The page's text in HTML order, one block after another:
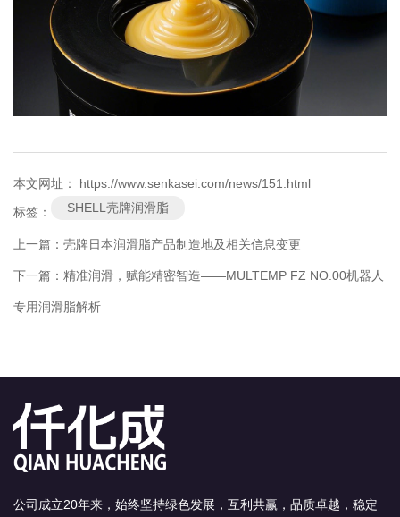
本文网址： https://www.senkasei.com/news/151.html
标签： SHELL壳牌润滑脂
上一篇： 壳牌日本润滑脂产品制造地及相关信息变更
下一篇： 精准润滑，赋能精密智造——MULTEMP FZ NO.00机器人
专用润滑脂解析
公司成立20年来，始终坚持绿色发展，互利共赢，品质卓越，稳定